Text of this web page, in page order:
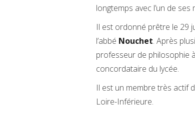
longtemps avec l’un de
Il est ordonné prêtre le 29
l’abbé Nouchet. Après
professeur de philosophie
concordataire du lycée.
Il est un membre très actif
Loire-Inférieure.